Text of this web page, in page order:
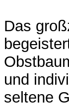
Das
und
seltene